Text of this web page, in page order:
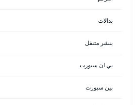
بدالات
بنشر متنقل
بي ان سبورت
بين سبورت